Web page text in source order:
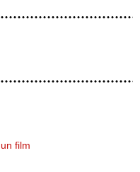
film